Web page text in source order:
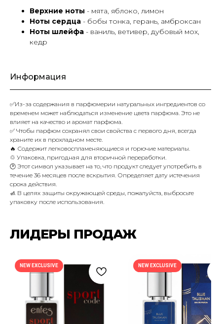
Верхние ноты - мята, яблоко, лимон
Ноты сердца - бобы тонка, герань, амброксан
Ноты шлейфа - ваниль, ветивер, дубовый мох,
кедр
Информация
✅Из-за содержания в парфюмерии натуральных ингредиентов со
временем может наблюдаться изменение цвета парфюма. Это не
влияет на качество и аромат парфюма.
✅ Чтобы парфюм сохранял свои свойства с первого дня, всегда
храните их в прохладном месте.
🔥 Содержит легковоспламеняющиеся и горючие материалы.
♲ Упаковка, пригодная для вторичной переработки.
🕑 Этот символ указывает на то, что продукт следует употребить в
течение 36 месяцев после вскрытия. Определяет дату истечения
срока действия.
🚮 В целях защиты окружающей среды, пожалуйста, выбросьте
упаковку после использования.
ЛИДЕРЫ ПРОДАЖ
NEW EXCLUSIVE NEW EXCLUSIVE
ПОДПИШИСЬ НА РАССЫЛКУ И УЗНАВАЙ
Подписаться